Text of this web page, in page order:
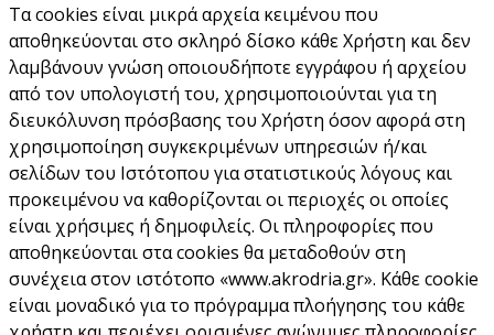
Τα cookies είναι μικρά αρχεία κειμένου που
αποθηκεύονται στο σκληρό δίσκο κάθε Χρήστη και δεν
λαμβάνουν γνώση οποιουδήποτε εγγράφου ή αρχείου
από τον υπολογιστή του, χρησιμοποιούνται για τη
διευκόλυνση πρόσβασης του Χρήστη όσον αφορά στη
χρησιμοποίηση συγκεκριμένων υπηρεσιών ή/και
σελίδων του Ιστότοπου για στατιστικούς λόγους και
προκειμένου να καθορίζονται οι περιοχές οι οποίες
είναι χρήσιμες ή δημοφιλείς. Οι πληροφορίες που
αποθηκεύονται στα cookies θα μεταδοθούν στη
συνέχεια στον ιστότοπο «www.akrodria.gr». Κάθε cookie
είναι μοναδικό για το πρόγραμμα πλοήγησης του κάθε